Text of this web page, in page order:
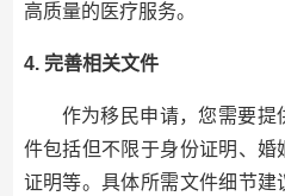
高质量的医疗服务。
4. 完善相关文件
作为移民申请，您需要提
件包括但不限于身份证明、
证明等。具体所需文件细节建